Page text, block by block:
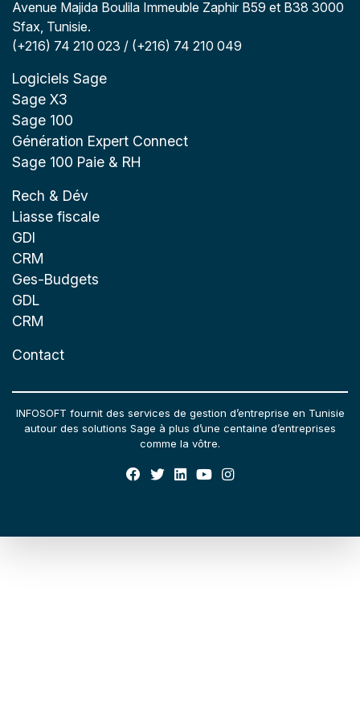
Avenue Majida Boulila Immeuble Zaphir B59 et B38 3000
Sfax, Tunisie.
(+216) 74 210 023 / (+216) 74 210 049
Logiciels Sage
Sage X3
Sage 100
Génération Expert Connect
Sage 100 Paie & RH
Rech & Dév
Liasse fiscale
GDI
CRM
Ges-Budgets
GDL
CRM
Contact
INFOSOFT fournit des services de gestion d’entreprise en Tunisie
autour des solutions Sage à plus d’une centaine d’entreprises
comme la vôtre.